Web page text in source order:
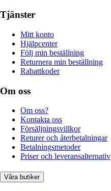
Tjänster
Mitt konto
Hjälpcenter
Följ min beställning
Returnera min beställning
Rabattkoder
Om oss
Om oss?
Kontakta oss
Försäljningsvillkor
Returer och återbetalningar
Betalningsmetoder
Priser och leveransalternativ
Våra butiker